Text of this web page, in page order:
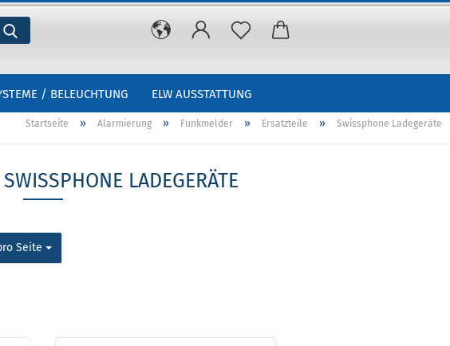
/ BELEUCHTUNG ELW AUSSTATTUNG
Startseite » Alarmierung » Funkmelder » Ersatzteile » Swissphone Ladegeräte
LADEGERÄTE
Seite